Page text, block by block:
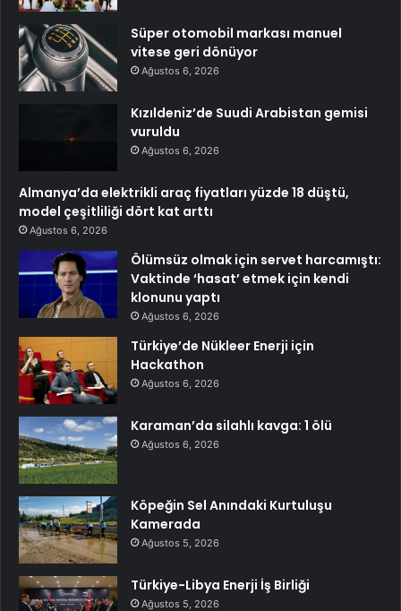
Süper otomobil markası manuel
vitese geri dönüyor
Ağustos 6, 2026
Kızıldeniz’de Suudi Arabistan gemisi
vuruldu
Ağustos 6, 2026
Almanya’da elektrikli araç fiyatları yüzde 18 düştü,
model çeşitliliği dört kat arttı
Ağustos 6, 2026
Ölümsüz olmak için servet harcamıştı:
Vaktinde ‘hasat’ etmek için kendi
klonunu yaptı
Ağustos 6, 2026
Türkiye’de Nükleer Enerji için
Hackathon
Ağustos 6, 2026
Karaman’da silahlı kavga: 1 ölü
Ağustos 6, 2026
Köpeğin Sel Anındaki Kurtuluşu
Kamerada
Ağustos 5, 2026
Türkiye-Libya Enerji İş Birliği
Ağustos 5, 2026